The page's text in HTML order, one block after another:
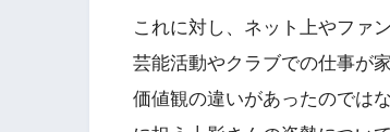
これに対し、ネット上やファ
芸能活動やクラブでの仕事が
価値観の違いがあったのでは